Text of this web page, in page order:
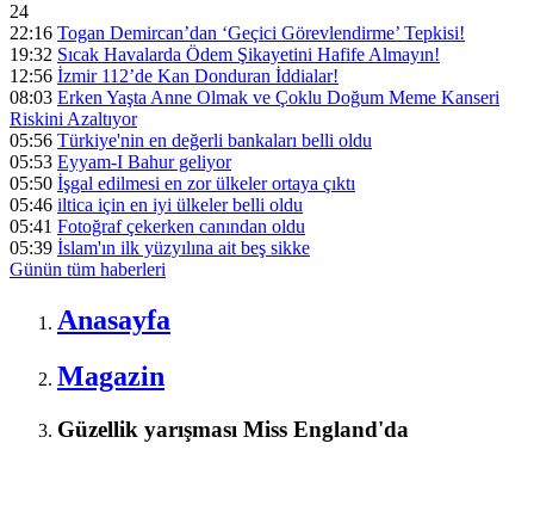
24
22:16 Togan Demircan’dan ‘Geçici Görevlendirme’ Tepkisi!
19:32 Sıcak Havalarda Ödem Şikayetini Hafife Almayın!
12:56 İzmir 112’de Kan Donduran İddialar!
08:03 Erken Yaşta Anne Olmak ve Çoklu Doğum Meme Kanseri
Riskini Azaltıyor
05:56 Türkiye'nin en değerli bankaları belli oldu
05:53 Eyyam-I Bahur geliyor
05:50 İşgal edilmesi en zor ülkeler ortaya çıktı
05:46 iltica için en iyi ülkeler belli oldu
05:41 Fotoğraf çekerken canından oldu
05:39 İslam'ın ilk yüzyılına ait beş sikke
Günün tüm haberleri
Anasayfa
Magazin
Güzellik yarışması Miss England'da